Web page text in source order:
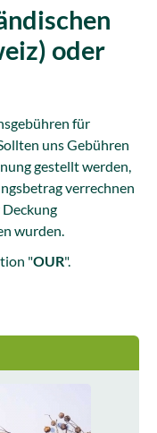
oder
für
uns Gebühren
gestellt werden,
verrechnen
Deckung
wurden.
"OUR".